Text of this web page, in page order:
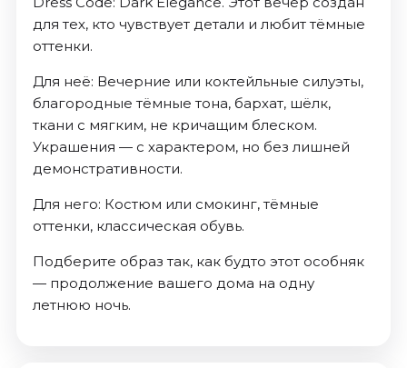
для тех, кто чувствует детали и любит тёмные
оттенки.
Для неё: Вечерние или коктейльные силуэты,
благородные тёмные тона, бархат, шёлк,
ткани с мягким, не кричащим блеском.
Украшения — с характером, но без лишней
демонстративности.
Для него: Костюм или смокинг, тёмные
оттенки, классическая обувь.
Подберите образ так, как будто этот особняк
— продолжение вашего дома на одну
летнюю ночь.